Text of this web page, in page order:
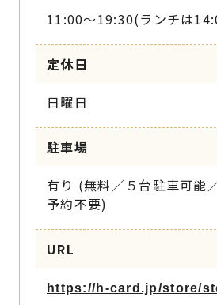
11:00〜19:30(ランチは
定休日
日曜日
駐車場
有り (無料／５台駐車可能
予約不要)
URL
https://h-card.jp/store/